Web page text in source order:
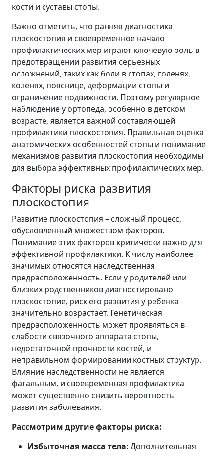
кости и суставы стопы.
Важно отметить, что ранняя диагностика
плоскостопия и своевременное начало
профилактических мер играют ключевую роль в
предотвращении развития серьезных
осложнений, таких как боли в стопах, голенях,
коленях, пояснице, деформации стопы и
ограничение подвижности. Поэтому регулярное
наблюдение у ортопеда, особенно в детском
возрасте, является важной составляющей
профилактики плоскостопия. Правильная оценка
анатомических особенностей стопы и понимание
механизмов развития плоскостопия необходимы
для выбора эффективных профилактических мер.
Факторы риска развития
плоскостопия
Развитие плоскостопия – сложный процесс,
обусловленный множеством факторов.
Понимание этих факторов критически важно для
эффективной профилактики. К числу наиболее
значимых относятся наследственная
предрасположенность. Если у родителей или
близких родственников диагностировано
плоскостопие, риск его развития у ребенка
значительно возрастает. Генетическая
предрасположенность может проявляться в
слабости связочного аппарата стопы,
недостаточной прочности костей, и
неправильном формировании костных структур.
Влияние наследственности не является
фатальным, и своевременная профилактика
может существенно снизить вероятность
развития заболевания.
Рассмотрим другие факторы риска:
Избыточная масса тела: Дополнительная